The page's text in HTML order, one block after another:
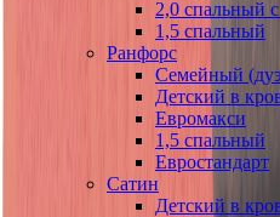
2,0 спальный
1,5 спальный
Ранфорс
Семейный
Детский в
Евромакси
1,5 спальный
Евростандарт
Сатин
Детский в